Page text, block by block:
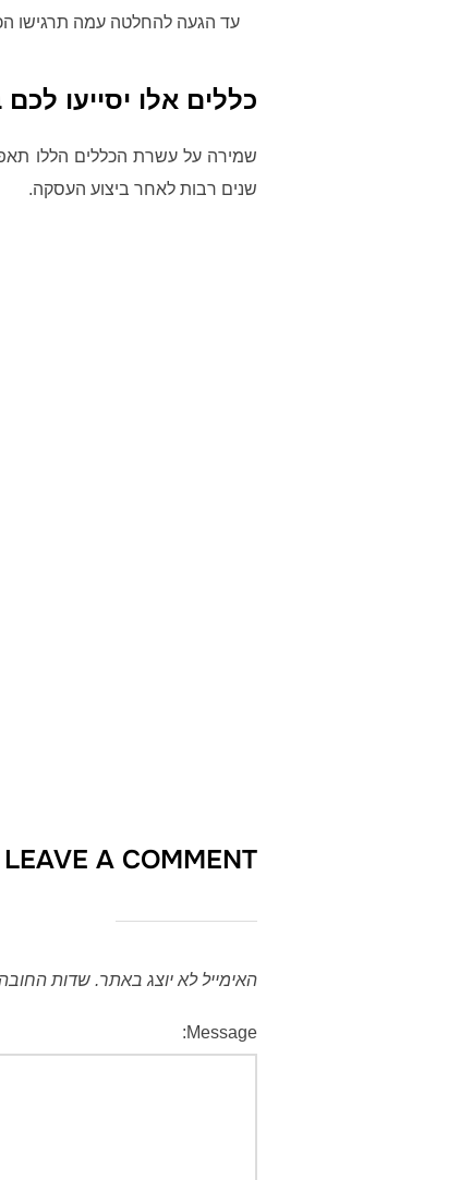
עד הגעה להחלטה עמה תרגישו
כללים אלו יסייעו
שמירה על עשרת הכללים הללו
שנים רבות לאחר ביצוע העסקה.
LEAVE A COMMENT
האימייל לא יוצג באתר. שדות
Message: